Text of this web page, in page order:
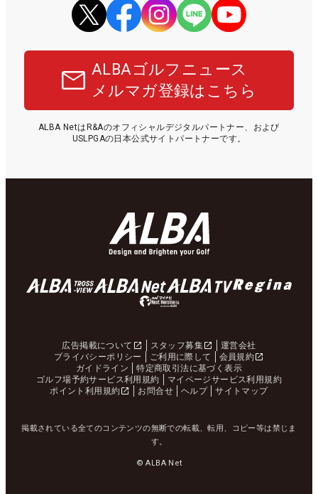
ALBAゴルフニュース
メルマガ登録はこちら
ALBA NetはR&Aのオフィシャルデジタルパートナー、および
USLPGAの日本公式サイトパートナーです。
広告掲載について スタッフ募集
運営会社
プライバシーポリシー
ご利用に際して
会員規約
ガイドライン
特定商取引法に基づく表示
ゴルフ場予約サービス利用規約
マイページサービス利用規約
ポイント利用規約
お問合せ ヘルプ サイトマップ
掲載されている全てのコンテンツの無断での転載、転用、コピー等は禁じま
す。
© ALBA Net